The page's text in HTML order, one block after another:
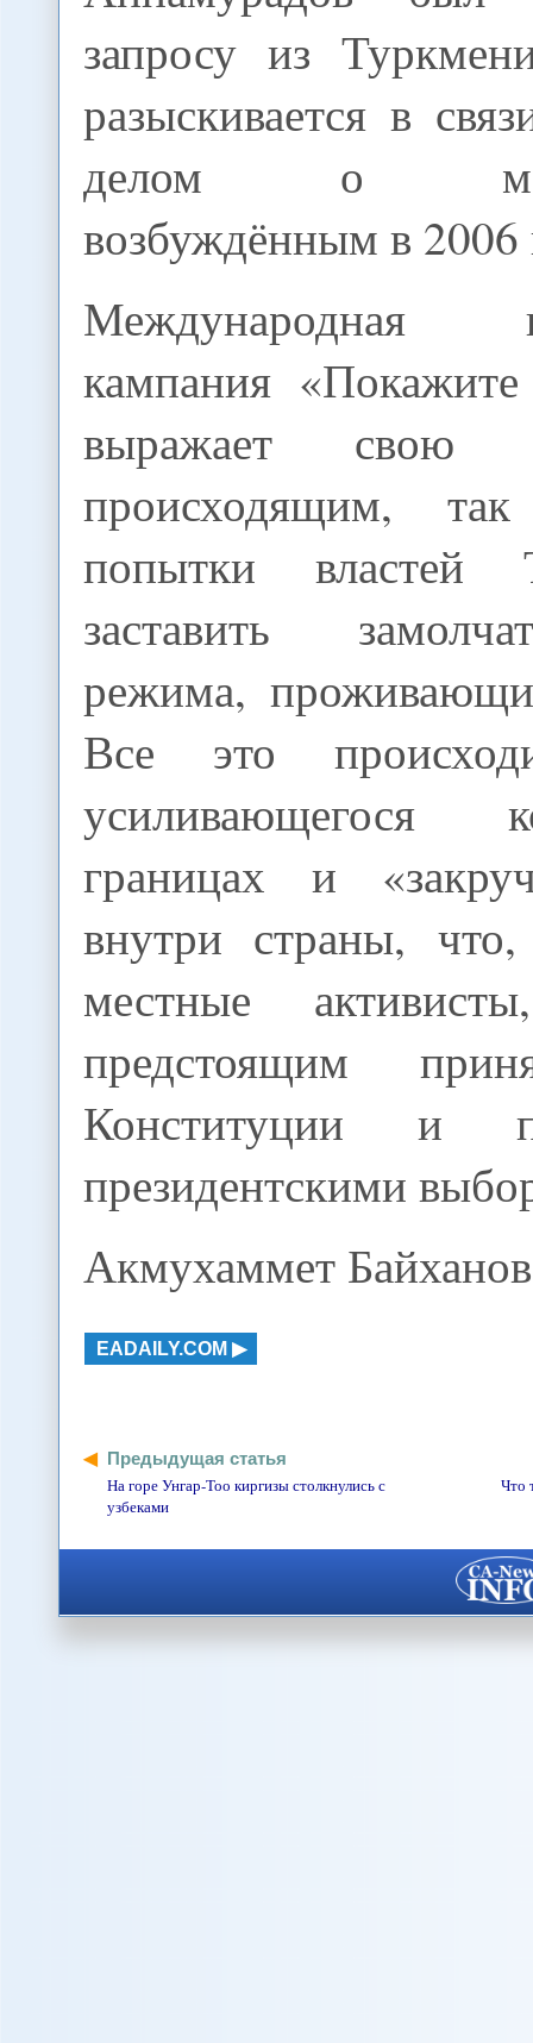
запросу из
разыскивается в
делом о
возбуждённым в 2006
Международная
кампания
выражает свою
происходящим,
попытки властей
заставить
режима,
Все это
усиливающегося
границах и
внутри страны,
местные
предстоящим
Конституции и
президентскими
Акмухаммет Байханов
EADAILY.COM
Предыдущая статья
На горе Унгар-Тоо киргизы столкнулись с
узбеками
Что